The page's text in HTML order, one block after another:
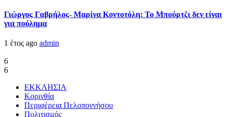
Γιώργος Γαβρήλος- Μαρίνα Κοντοτόλη: Το Μπούρτζι δεν είναι
για πούλημα
1 έτος ago admin
6
6
ΕΚΚΛΗΣΙΑ
Κορινθία
Περιφέρεια Πελοποννήσου
Πολιτισμός